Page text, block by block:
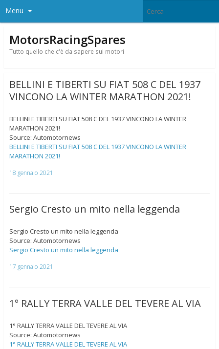
Menu
MotorsRacingSpares
Tutto quello che c'è da sapere sui motori
BELLINI E TIBERTI SU FIAT 508 C DEL 1937
VINCONO LA WINTER MARATHON 2021!
BELLINI E TIBERTI SU FIAT 508 C DEL 1937 VINCONO LA WINTER
MARATHON 2021!
Source: Automotornews
BELLINI E TIBERTI SU FIAT 508 C DEL 1937 VINCONO LA WINTER
MARATHON 2021!
18 gennaio 2021
Sergio Cresto un mito nella leggenda
Sergio Cresto un mito nella leggenda
Source: Automotornews
Sergio Cresto un mito nella leggenda
17 gennaio 2021
1° RALLY TERRA VALLE DEL TEVERE AL VIA
1° RALLY TERRA VALLE DEL TEVERE AL VIA
Source: Automotornews
1° RALLY TERRA VALLE DEL TEVERE AL VIA